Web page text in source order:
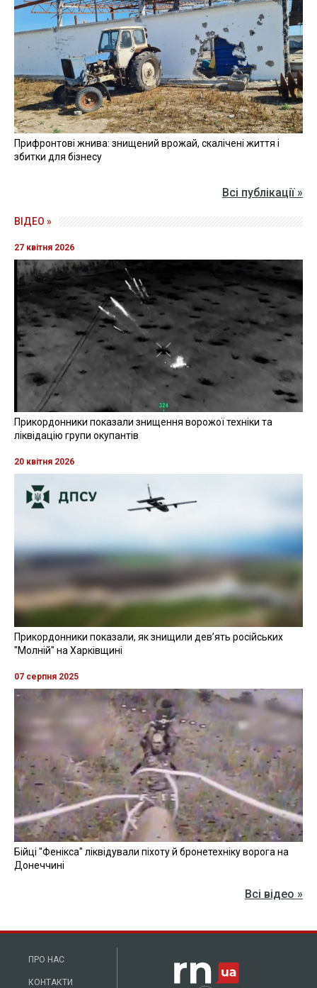
Прифронтові жнива: знищений врожай, скалічені життя і
збитки для бізнесу
Всі публікації »
ВІДЕО »
27 квітня 2026
Прикордонники показали знищення ворожої техніки та
ліквідацію групи окупантів
20 квітня 2026
Прикордонники показали, як знищили девʼять російських
"Молній" на Харківщині
07 серпня 2025
Бійці "Фенікса" ліквідували піхоту й бронетехніку ворога на
Донеччині
Всі відео »
ПРО НАС
КОНТАКТИ